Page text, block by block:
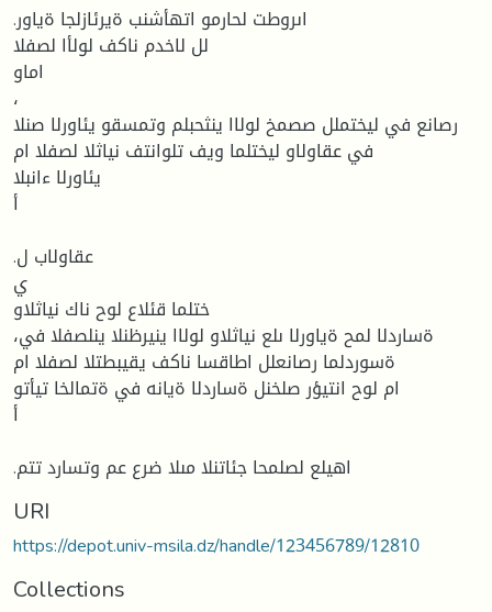
.اىروطت لحارمو اتهأشنب ةيرئازلجا ةياور
لل لاخدم ناكف لولأا لصفلا
اماو
،
رصانع في ليختملل صصمخ لولاا ينثحبلم وتمسقو يئاورلا صنلا
في عقاولاو ليختلما ويف تلوانتف نياثلا لصفلا ام
يئاورلا ءانبلا
أ
.عقاولاب ل
ي
ختلما قئلاع لوح ناك نياثلاو
،ةساردلا لمح ةياورلا ىلع نياثلاو لولاا ينيرظنلا ينلصفلا في
ةسوردلما رصانعلل اطاقسا ناكف يقيبطتلا لصفلا ام
ام لوح انتيؤر صلخنل ةساردلا ةيانه في ةتمالخا تيأتو
أ
.اهيلع لصلمحا جئاتنلا مىلا ضرع عم وتسارد تتم
URI
https://depot.univ-msila.dz/handle/123456789/12810
Collections